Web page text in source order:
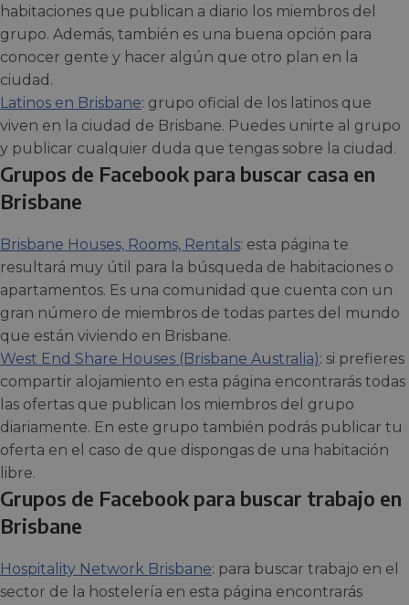
habitaciones que publican a diario los miembros del
grupo. Además, también es una buena opción para
conocer gente y hacer algún que otro plan en la
ciudad.
Latinos en Brisbane: grupo oficial de los latinos que
viven en la ciudad de Brisbane. Puedes unirte al grupo
y publicar cualquier duda que tengas sobre la ciudad.
Grupos de Facebook para buscar casa en
Brisbane
Brisbane Houses, Rooms, Rentals: esta página te
resultará muy útil para la búsqueda de habitaciones o
apartamentos. Es una comunidad que cuenta con un
gran número de miembros de todas partes del mundo
que están viviendo en Brisbane.
West End Share Houses (Brisbane Australia): si prefieres
compartir alojamiento en esta página encontrarás todas
las ofertas que publican los miembros del grupo
diariamente. En este grupo también podrás publicar tu
oferta en el caso de que dispongas de una habitación
libre.
Grupos de Facebook para buscar trabajo en
Brisbane
Hospitality Network Brisbane: para buscar trabajo en el
sector de la hostelería en esta página encontrarás